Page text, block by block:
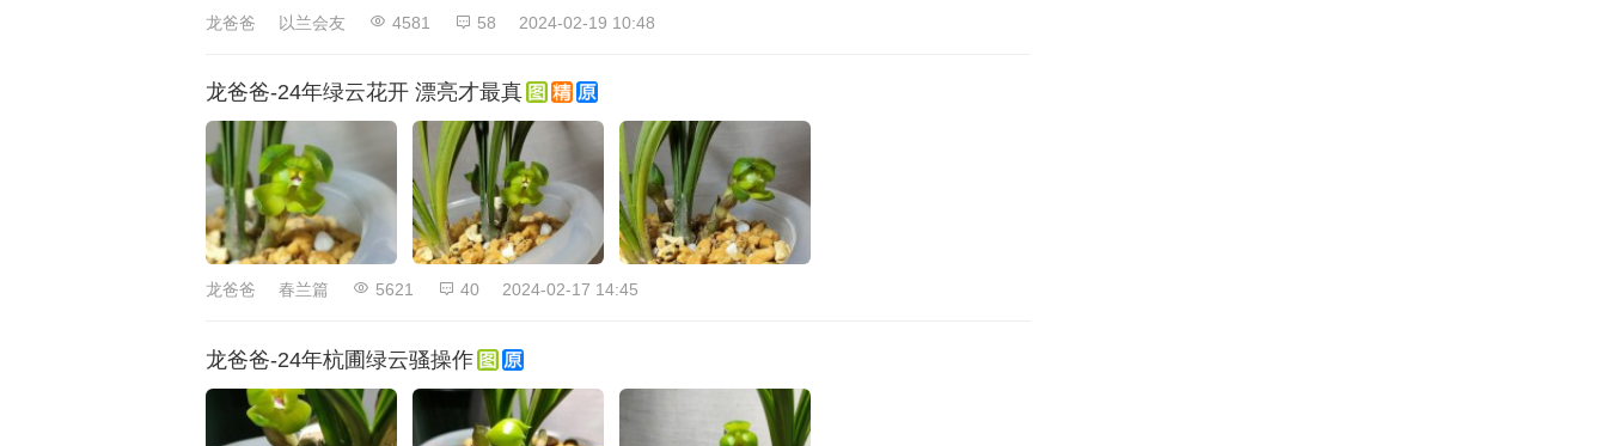
龙爸爸 以兰会友 4581 58 2024-02-19 10:48
龙爸爸-24年绿云花开 漂亮才最真
龙爸爸 春兰篇 5621 40 2024-02-17 14:45
龙爸爸-24年杭圃绿云骚操作